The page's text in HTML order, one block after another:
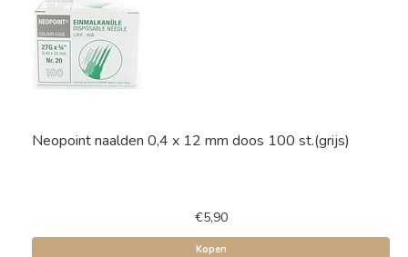
Neopoint naalden 0,4 x 12 mm doos 100 st.(grijs)
€5,90
Kopen